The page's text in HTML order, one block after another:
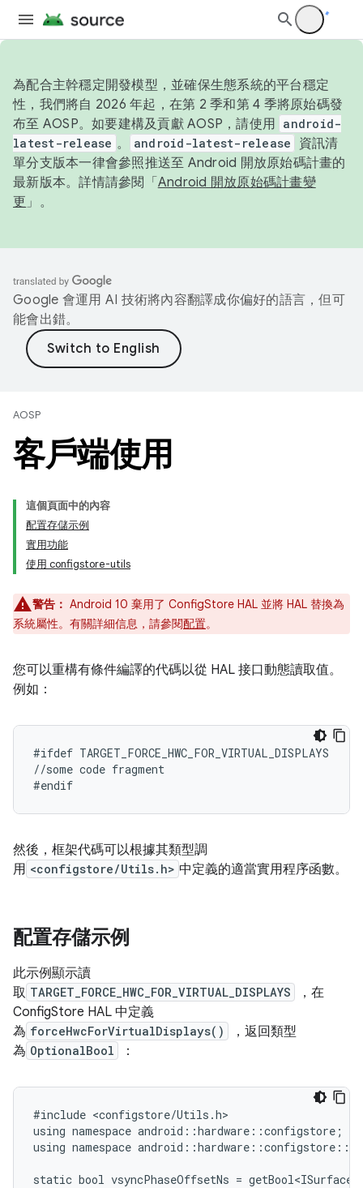
為配合主幹穩定開發模型，並確保生態系統的平台穩定
性，我們將自 2026 年起，在第 2 季和第 4 季將原始碼發
布至 AOSP。如要建構及貢獻 AOSP，請使用 android-
latest-release 。 android-latest-release
資訊清
單分支版本一律會參照推送至 Android 開放原始碼計畫的
最新版本。詳情請參閱「 Android 開放原始碼計畫變
更 」。
Google 會運用 AI 技術將內容翻譯成你偏好的語言，但可
能會出錯。
AOSP
客戶端使用
這個頁面中的內容
配置存儲示例
實用功能
使用 configstore-utils
警告： Android 10 棄用了 ConfigStore HAL 並將 HAL 替換為
系統屬性。有關詳細信息，請參閱配置。
您可以重構有條件編譯的代碼以從 HAL 接口動態讀取值。
例如：
#ifdef TARGET_FORCE_HWC_FOR_VIRTUAL_DISPLAYS
//some code fragment
然後，框架代碼可以根據其類型調
用 <configstore/Utils.h> 中定義的適當實用程序函數。
配置存儲示例
此示例顯示讀
取 TARGET_FORCE_HWC_FOR_VIRTUAL_DISPLAYS
，在
ConfigStore HAL 中定義
為 forceHwcForVirtualDisplays()
，返回類型
為 OptionalBool ：
#include <configstore/Utils.h>
using namespace android::hardware::configstore;
using namespace
static bool vsyncPhaseOffsetNs =